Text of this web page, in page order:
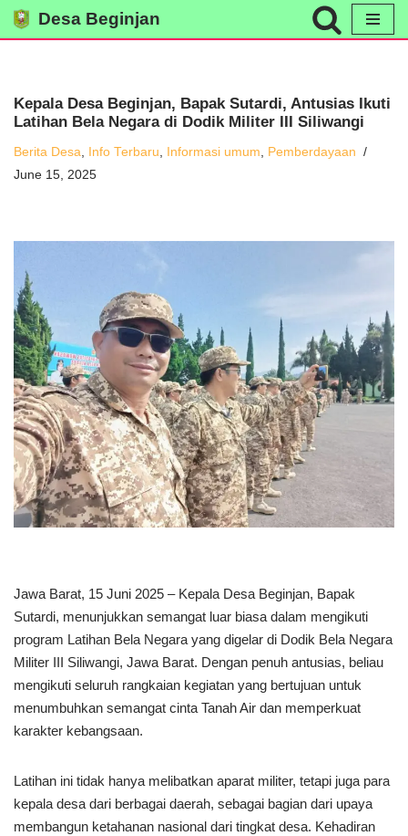
content
Desa Beginjan
Kepala Desa Beginjan, Bapak Sutardi, Antusias Ikuti
Latihan Bela Negara di Dodik Militer III Siliwangi
Berita Desa, Info Terbaru, Informasi umum, Pemberdayaan
June 15, 2025
Jawa Barat, 15 Juni 2025 – Kepala Desa Beginjan, Bapak
Sutardi, menunjukkan semangat luar biasa dalam mengikuti
program Latihan Bela Negara yang digelar di Dodik Bela Negara
Militer III Siliwangi, Jawa Barat. Dengan penuh antusias, beliau
mengikuti seluruh rangkaian kegiatan yang bertujuan untuk
menumbuhkan semangat cinta Tanah Air dan memperkuat
karakter kebangsaan.
Latihan ini tidak hanya melibatkan aparat militer, tetapi juga para
kepala desa dari berbagai daerah, sebagai bagian dari upaya
membangun ketahanan nasional dari tingkat desa. Kehadiran